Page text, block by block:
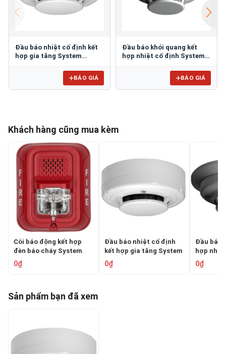
Đầu báo nhiệt cố định kết
hợp gia tăng System
BÁO GIÁ
Đầu báo khói quang kết
hợp nhiệt cố định System
BÁO GIÁ
Khách hàng cũng mua kèm
Còi báo động kết hợp
đèn báo cháy System
Sensor P2RL
0₫
Đầu báo nhiệt cố định
kết hợp gia tăng System
Sensor 5351-E
0₫
Đầu báo
hợp
System
0₫
Sản phẩm bạn đã xem